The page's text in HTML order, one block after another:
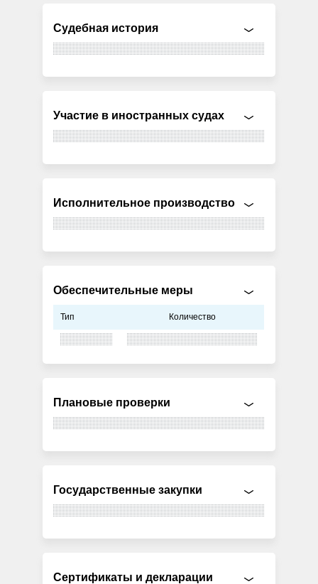
Судебная история
Участие в иностранных судах
Исполнительное производство
Обеспечительные меры
Тип Количество
Плановые проверки
Государственные закупки
Сертификаты и декларации